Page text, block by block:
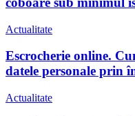
Actualitate
Escrocherie online.
datele personale prin
Actualitate